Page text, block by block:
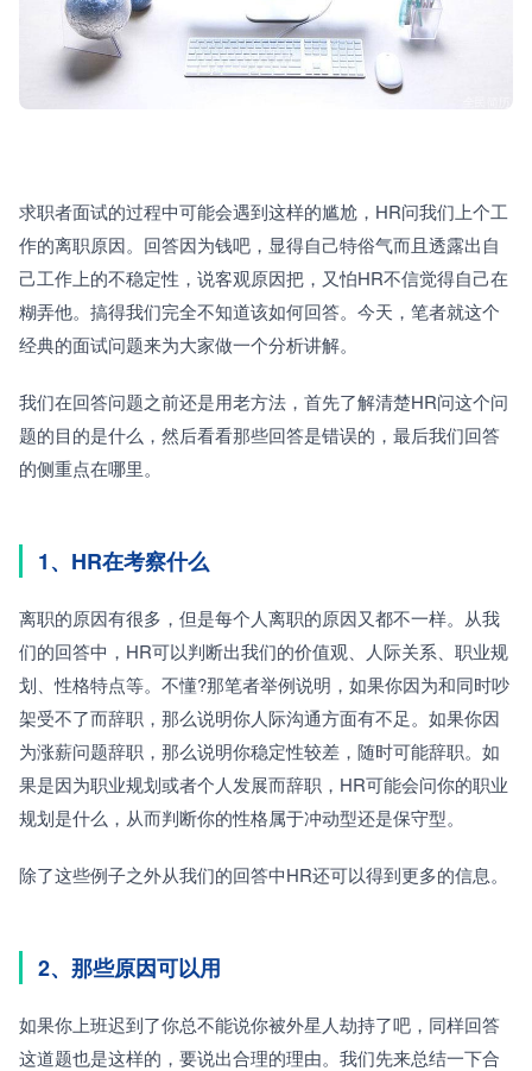
求职者面试的过程中可能会遇到这样的尴尬，HR问我们上个工
作的离职原因。回答因为钱吧，显得自己特俗气而且透露出自
己工作上的不稳定性，说客观原因把，又怕HR不信觉得自己在
糊弄他。搞得我们完全不知道该如何回答。今天，笔者就这个
经典的面试问题来为大家做一个分析讲解。
我们在回答问题之前还是用老方法，首先了解清楚HR问这个问
题的目的是什么，然后看看那些回答是错误的，最后我们回答
的侧重点在哪里。
1、HR在考察什么
离职的原因有很多，但是每个人离职的原因又都不一样。从我
们的回答中，HR可以判断出我们的价值观、人际关系、职业规
划、性格特点等。不懂?那笔者举例说明，如果你因为和同时吵
架受不了而辞职，那么说明你人际沟通方面有不足。如果你因
为涨薪问题辞职，那么说明你稳定性较差，随时可能辞职。如
果是因为职业规划或者个人发展而辞职，HR可能会问你的职业
规划是什么，从而判断你的性格属于冲动型还是保守型。
除了这些例子之外从我们的回答中HR还可以得到更多的信息。
2、那些原因可以用
如果你上班迟到了你总不能说你被外星人劫持了吧，同样回答
这道题也是这样的，要说出合理的理由。我们先来总结一下合